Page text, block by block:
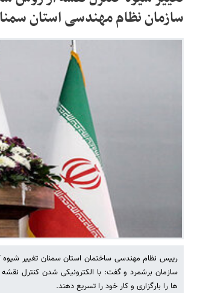
سازمان نظام مهندسی استان
رییس نظام مهندسی ساختمان استان سمنان تغییر شیوه
سازمان برشمرد و گفت: با الکترونیکی شدن کنترل
ها را بارگزاری و کار خود را تسریع دهند.